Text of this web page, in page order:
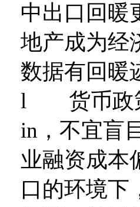
中出口回暖
地产成为经
数据有回暖
l 货币政策
in，不宜盲
业融资成本
口的环境下